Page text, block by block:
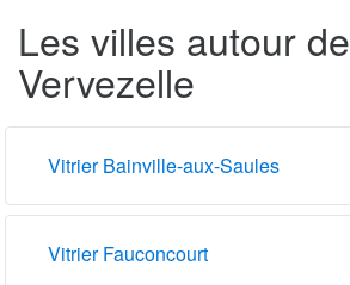
Les villes autour de
Vervezelle
Vitrier Bainville-aux-Saules
Vitrier Fauconcourt